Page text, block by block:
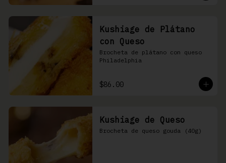
Kushiage de Plátano
con Queso
Brocheta de plátano con queso
Philadelphia
$86.00
Kushiage de Queso
Brocheta de queso gouda (40g)